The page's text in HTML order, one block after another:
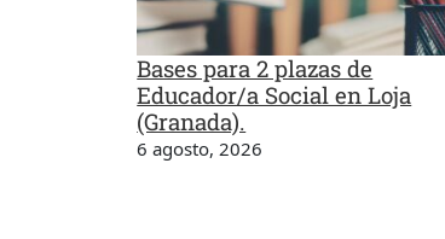
Bases para 2 plazas de
Educador/a Social en Loja
(Granada).
6 agosto, 2026